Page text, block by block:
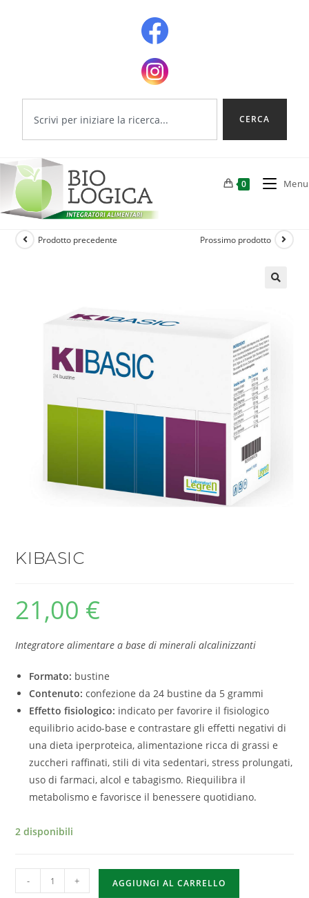
CERCA
0 Menu
Prodotto precedente Prossimo prodotto
KIBASIC
21,00 €
Integratore alimentare a base di minerali alcalinizzanti
Formato: bustine
Contenuto: confezione da 24 bustine da 5 grammi
Effetto fisiologico: indicato per favorire il fisiologico
equilibrio acido-base e contrastare gli effetti negativi di
una dieta iperproteica, alimentazione ricca di grassi e
zuccheri raffinati, stili di vita sedentari, stress prolungati,
uso di farmaci, alcol e tabagismo. Riequilibra il
metabolismo e favorisce il benessere quotidiano.
2 disponibili
- + AGGIUNGI AL CARRELLO